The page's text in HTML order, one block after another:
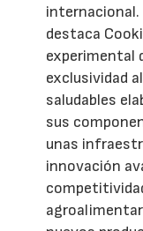
destaca
experimental
exclusividad
saludables
sus
unas
innovación